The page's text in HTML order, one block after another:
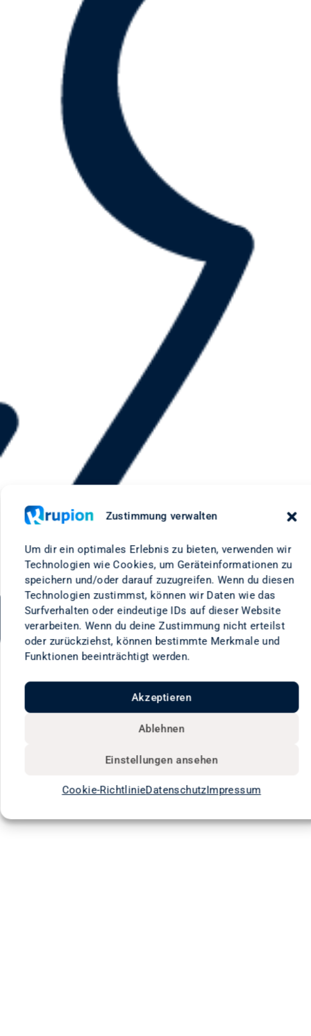
Zustimmung verwalten
Um dir ein optimales Erlebnis zu bieten, verwenden wir
Technologien wie Cookies, um Geräteinformationen zu
speichern und/oder darauf zuzugreifen. Wenn du diesen
Technologien zustimmst, können wir Daten wie das
Surfverhalten oder eindeutige IDs auf dieser Website
verarbeiten. Wenn du deine Zustimmung nicht erteilst
oder zurückziehst, können bestimmte Merkmale und
Funktionen beeinträchtigt werden.
Akzeptieren
Ablehnen
Einstellungen ansehen
Cookie-RichtlinieDatenschutzImpressum